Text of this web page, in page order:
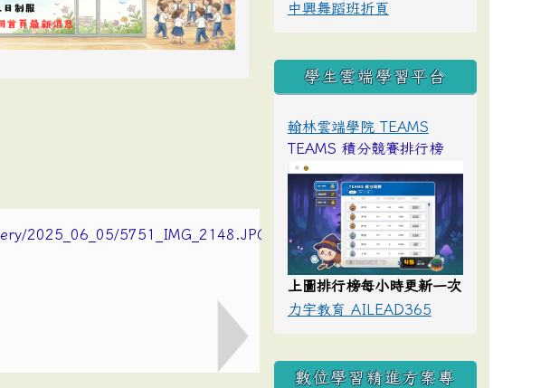
中興舞蹈班折頁
學生雲端學習平台
翰林雲端學院 TEAMS
TEAMS 積分競賽排行榜
上圖排行榜每小時更新一次
力宇教育 AILEAD365
數位學習精進方案專